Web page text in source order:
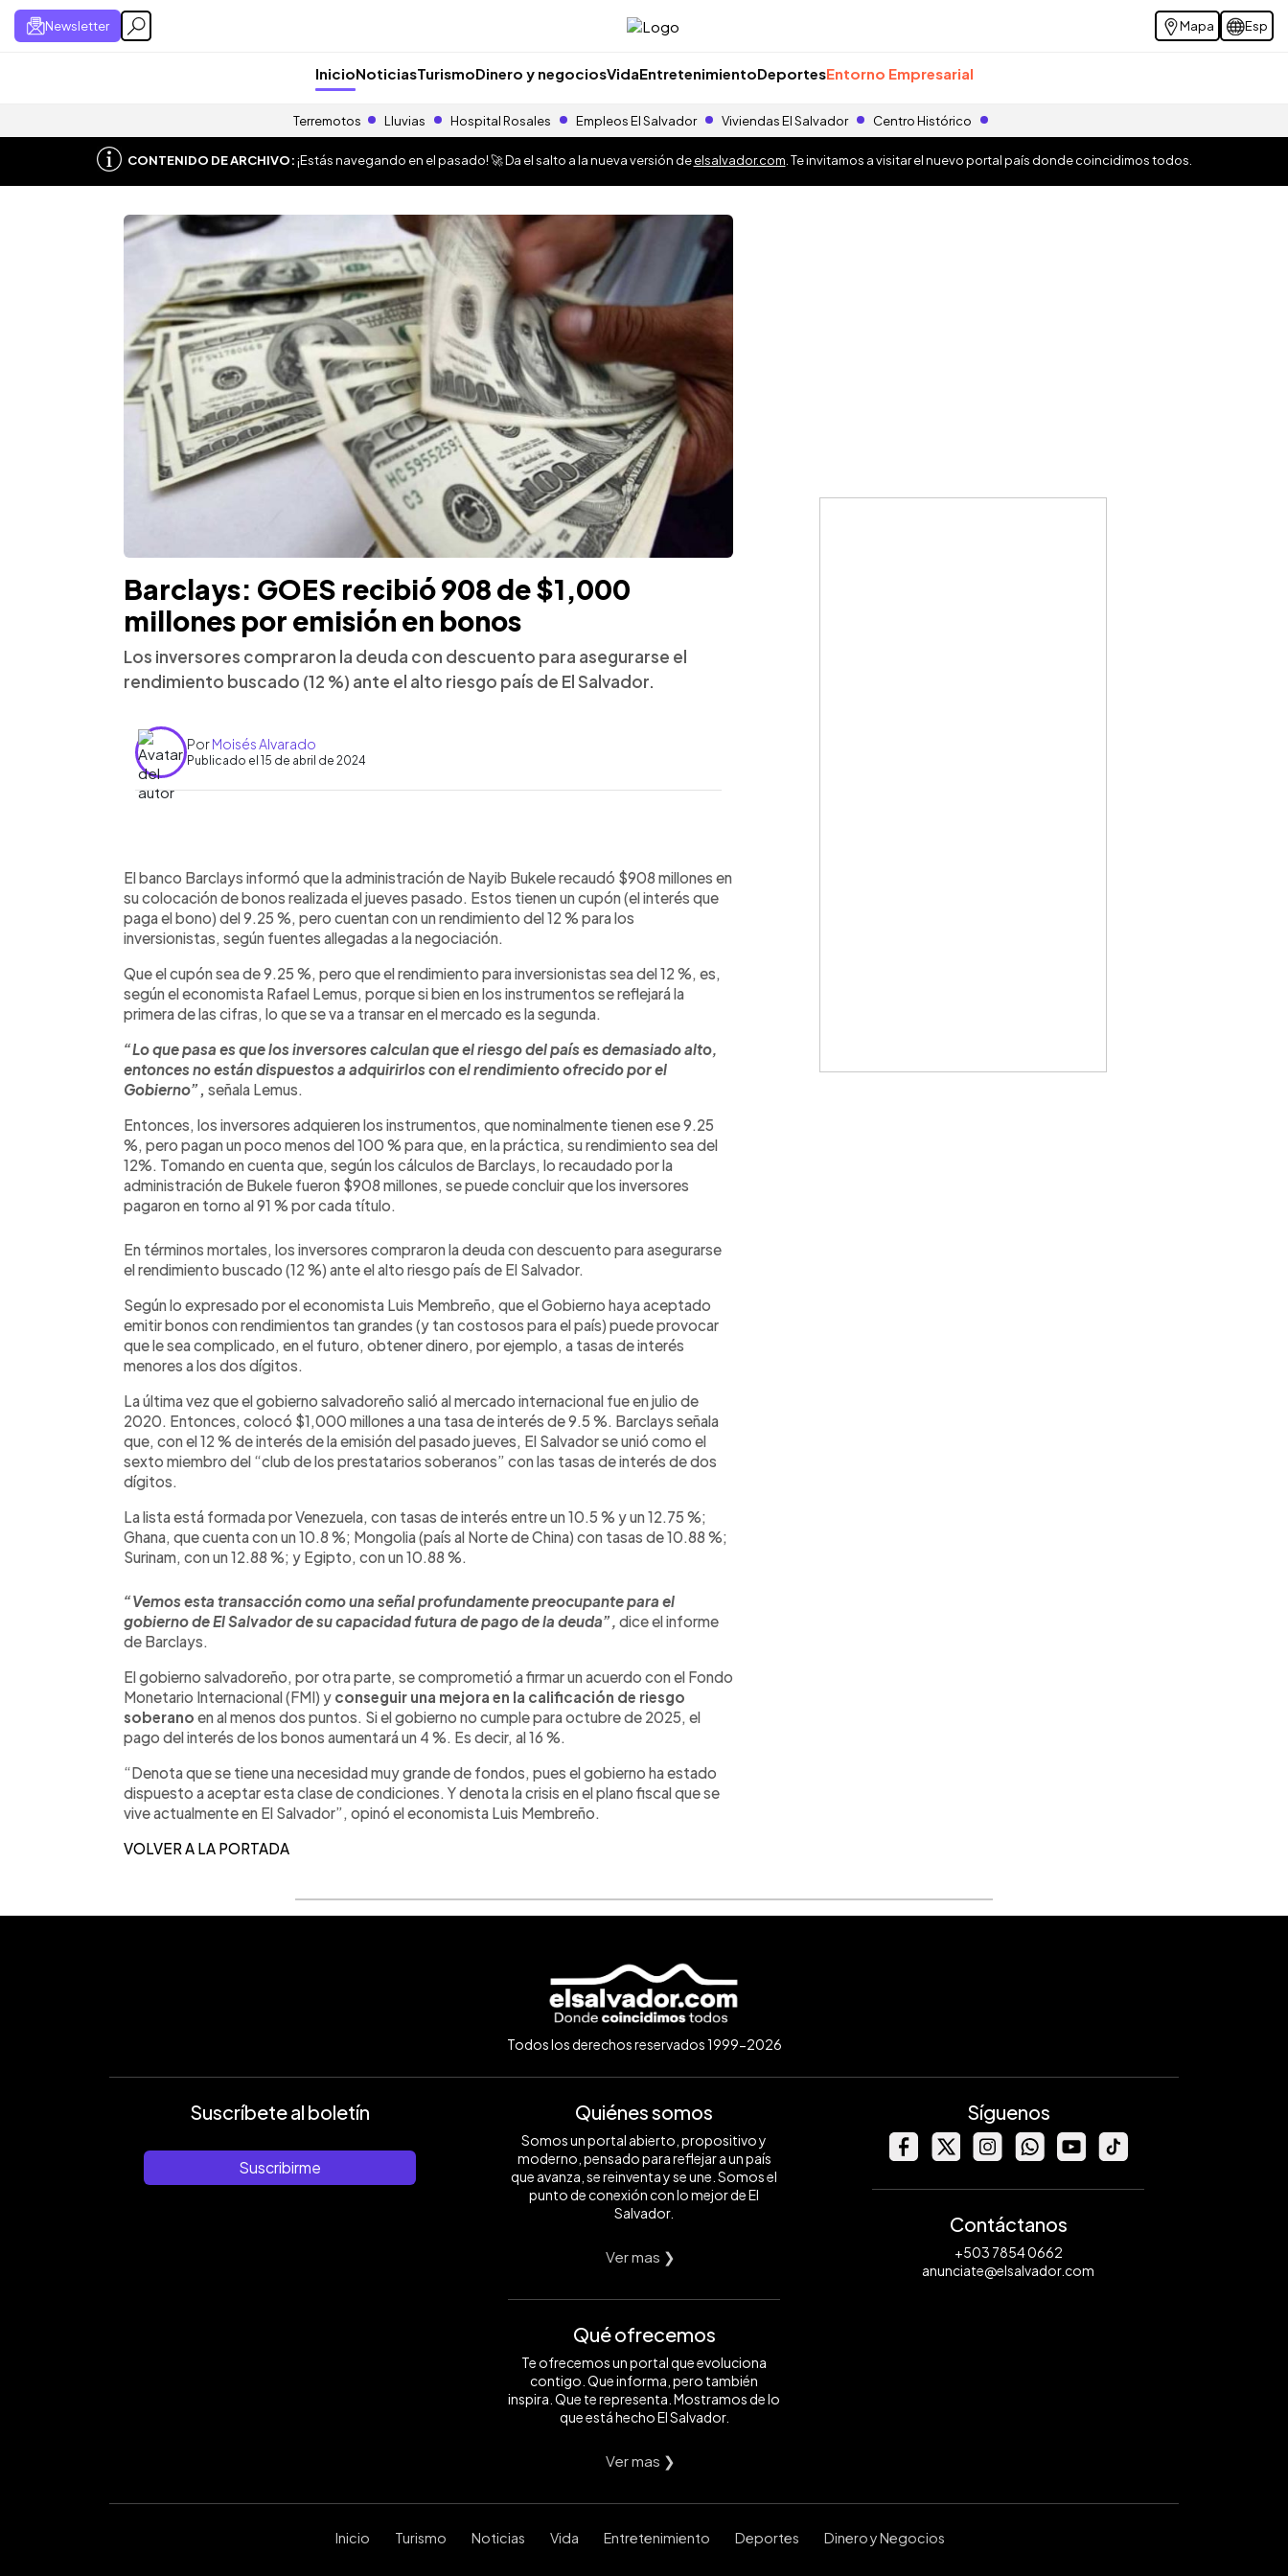
Newsletter Mapa Esp
InicioNoticiasTurismoDinero y negociosVidaEntretenimientoDeportesEntorno Empresarial
Terremotos Lluvias Hospital Rosales Empleos El Salvador Viviendas El Salvador Centro Histórico
CONTENIDO DE ARCHIVO:¡Estás navegando en el pasado! 🚀 Da el salto a la nueva versión deelsalvador.com . Te invitamos a visitar el nuevo portal país donde coincidimos todos.
Barclays: GOES recibió 908 de $1,000
millones por emisión en bonos
Los inversores compraron la deuda con descuento para asegurarse el
rendimiento buscado (12 %) ante el alto riesgo país de El Salvador.
PorMoisés Alvarado
Publicado el 15 de abril de 2024
► Escuchar artículo
El banco Barclays informó que la administración de Nayib Bukele recaudó $908 millones en
su colocación de bonos realizada el jueves pasado. Estos tienen un cupón (el interés que
paga el bono) del 9.25 %, pero cuentan con un rendimiento del 12 % para los
inversionistas, según fuentes allegadas a la negociación.
Que el cupón sea de 9.25 %, pero que el rendimiento para inversionistas sea del 12 %, es,
según el economista Rafael Lemus, porque si bien en los instrumentos se reflejará la
primera de las cifras, lo que se va a transar en el mercado es la segunda.
“Lo que pasa es que los inversores calculan que el riesgo del país es demasiado alto,
entonces no están dispuestos a adquirirlos con el rendimiento ofrecido por el
Gobierno” señala Lemus.
Entonces, los inversores adquieren los instrumentos, que nominalmente tienen ese 9.25
%, pero pagan un poco menos del 100 % para que, en la práctica, su rendimiento sea del
12%. Tomando en cuenta que, según los cálculos de Barclays, lo recaudado por la
administración de Bukele fueron $908 millones, se puede concluir que los inversores
pagaron en torno al 91 % por cada título.
En términos mortales, los inversores compraron la deuda con descuento para asegurarse
el rendimiento buscado (12 %) ante el alto riesgo país de El Salvador.
Según lo expresado por el economista Luis Membreño, que el Gobierno haya aceptado
emitir bonos con rendimientos tan grandes (y tan costosos para el país) puede provocar
que le sea complicado, en el futuro, obtener dinero, por ejemplo, a tasas de interés
menores a los dos dígitos.
La última vez que el gobierno salvadoreño salió al mercado internacional fue en julio de
2020. Entonces, colocó $1,000 millones a una tasa de interés de 9.5 %. Barclays señala
que, con el 12 % de interés de la emisión del pasado jueves, El Salvador se unió como el
sexto miembro del “club de los prestatarios soberanos” con las tasas de interés de dos
dígitos.
La lista está formada por Venezuela, con tasas de interés entre un 10.5 % y un 12.75 %;
Ghana, que cuenta con un 10.8 %; Mongolia (país al Norte de China) con tasas de 10.88 %;
Surinam, con un 12.88 %; y Egipto, con un 10.88 %.
“Vemos esta transacción como una señal profundamente preocupante para el
gobierno de El Salvador de su capacidad futura de pago de la deuda”, dice el informe
de Barclays.
El gobierno salvadoreño, por otra parte, se comprometió a firmar un acuerdo con el Fondo
Monetario Internacional (FMI) y conseguir una mejora en la calificación de riesgo
soberano en al menos dos puntos. Si el gobierno no cumple para octubre de 2025, el
pago del interés de los bonos aumentará un 4 %. Es decir, al 16 %.
“Denota que se tiene una necesidad muy grande de fondos, pues el gobierno ha estado
dispuesto a aceptar esta clase de condiciones. Y denota la crisis en el plano fiscal que se
vive actualmente en El Salvador”, opinó el economista Luis Membreño.
VOLVER A LA PORTADA
Todos los derechos reservados 1999-2026
Suscríbete al boletín
Suscribirme
Quiénes somos
Somos un portal abierto, propositivo y
moderno, pensado para reflejar a un país
que avanza, se reinventa y se une. Somos el
punto de conexión con lo mejor de El
Salvador.
Ver mas ❯
Qué ofrecemos
Te ofrecemos un portal que evoluciona
contigo. Que informa, pero también
inspira. Que te representa. Mostramos de lo
que está hecho El Salvador.
Ver mas ❯
Síguenos
Contáctanos
+503 7854 0662
anunciate@elsalvador.com
Inicio Turismo Noticias Vida Entretenimiento Deportes Dinero y Negocios